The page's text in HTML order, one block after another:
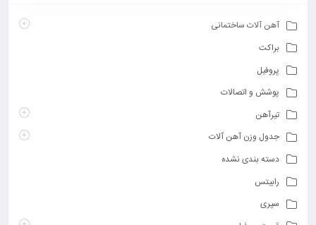
آهن آلات ساختمانی
براکت
پروفیل
پوشش و اتصالات
تیرآهن
جدول وزن آهن آلات
دسته بندی نشده
رابیتس
سپری